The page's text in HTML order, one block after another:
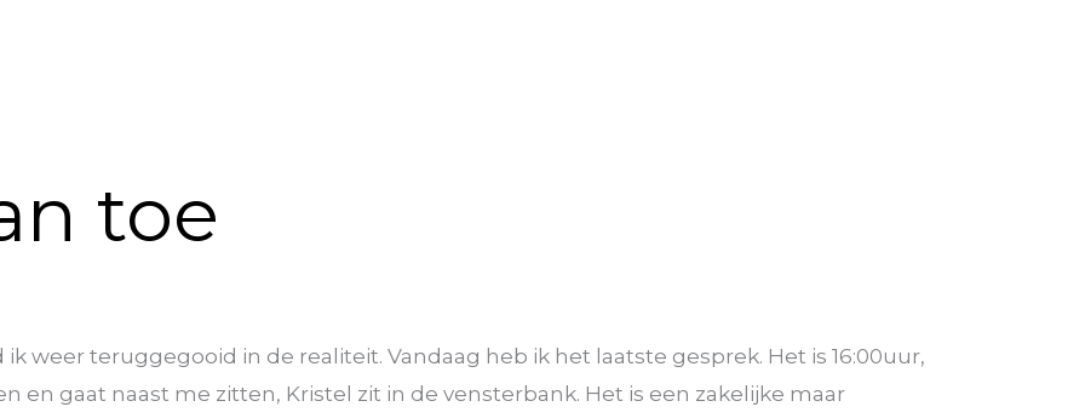
toe
weer teruggegooid in de realiteit. Vandaag heb ik het laatste gesprek. Het is 16:00uur,
en gaat naast me zitten, Kristel zit in de vensterbank. Het is een zakelijke maar